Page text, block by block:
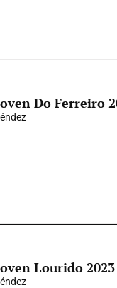
Do Ferreiro
Lourido 2023